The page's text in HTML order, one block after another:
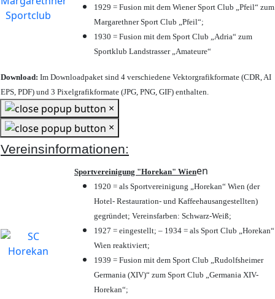
1929 = Fusion mit dem Wiener Sport Club „Pfeil“ zum
Margarethner Sport Club „Pfeil“;
1930 = Fusion mit dem Sport Club „Adria“ zum
Sportklub Landstrasser „Amateure“
Download: Im Downloadpaket sind 4 verschiedene Vektorgrafikformate (CDR, AI
EPS, PDF) und 3 Pixelgrafikformate (JPG, PNG, GIF) enthalten.
×
×
Vereinsinformationen:
Sportvereinigung "Horekan" Wienen
1920 = als Sportvereinigung „Horekan“ Wien (der
Hotel- Restauration- und Kaffeehausangestellten)
gegründet; Vereinsfarben: Schwarz-Weiß;
1927 = eingestellt; – 1934 = als Sport Club „Horekan“
Wien reaktiviert;
1939 = Fusion mit dem Sport Club „Rudolfsheimer
Germania (XIV)“ zum Sport Club „Germania XIV-
Horekan“;